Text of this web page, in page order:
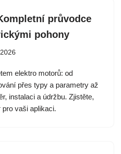
průvodce
pohony
elektro motorů: od
přes typy a parametry až
instalaci a údržbu. Zjistěte,
vaši aplikaci.